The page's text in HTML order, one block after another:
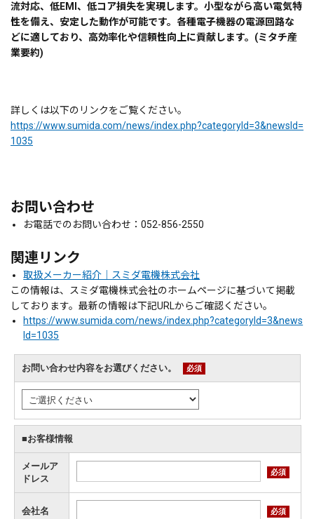
流対応、低EMI、低コア損失を実現します。小型ながら高い電気特
性を備え、安定した動作が可能です。各種電子機器の電源回路な
どに適しており、高効率化や信頼性向上に貢献します。(ミタチ産
業要約)
詳しくは以下のリンクをご覧ください。
https://www.sumida.com/news/index.php?categoryId=3&newsId=
1035
お問い合わせ
お電話でのお問い合わせ：052-856-2550
関連リンク
取扱メーカー紹介｜スミダ電機株式会社
この情報は、スミダ電機株式会社のホームページに基づいて掲載
しております。最新の情報は下記URLからご確認ください。
https://www.sumida.com/news/index.php?categoryId=3&news
Id=1035
お問い合わせ内容をお選びください。 必須
■お客様情報
メールア
ドレス
必須
会社名 必須